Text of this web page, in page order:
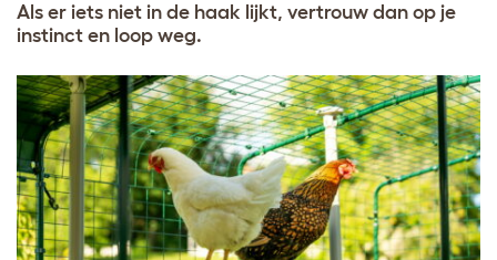
Als er iets niet in de haak lijkt, vertrouw dan op je
instinct en loop weg.